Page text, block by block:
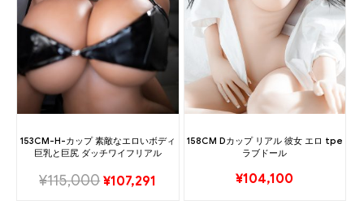
153CM-H-カップ 素敵なエロいボディ
巨乳と巨尻 ダッチワイフリアル
¥115,000 ¥107,291
158CM Dカップ リアル 彼女 エロ tpe
ラブドール
¥104,100